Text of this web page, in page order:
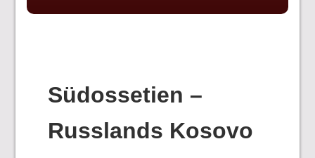
Südossetien –
Russlands Kosovo